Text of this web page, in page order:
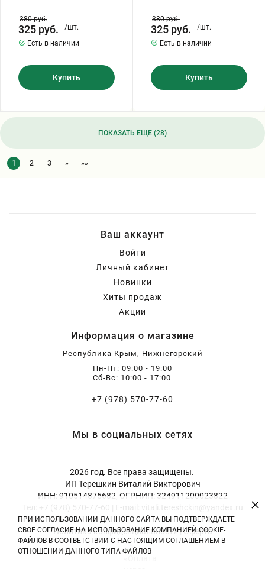
380руб.
325 руб.
/шт.
Есть в наличии
Купить
380руб.
325 руб.
/шт.
Есть в наличии
Купить
ПОКАЗАТЬ ЕЩЕ (28)
1 2 3 » »»
Ваш аккаунт
Войти
Личный кабинет
Новинки
Хиты продаж
Акции
Информация о магазине
Республика Крым, Нижнегорский
Пн-Пт: 09:00 - 19:00
Сб-Вс: 10:00 - 17:00
+7 (978) 570-77-60
Мы в социальных сетях
2026 год. Все права защищены.
ИП Терешкин Виталий Викторович
ИНН: 910514875682, ОГРНИП: 324911200023822
Политика конфиденциальности|Оферта
ПРИ ИСПОЛЬЗОВАНИИ ДАННОГО САЙТА ВЫ ПОДТВЕРЖДАЕТЕ
СВОЕ СОГЛАСИЕ НА ИСПОЛЬЗОВАНИЕ КОМПАНИЕЙ COOKIE-
ФАЙЛОВ В СООТВЕТСТВИИ С НАСТОЯЩИМ СОГЛАШЕНИЕМ В
ОТНОШЕНИИ ДАННОГО ТИПА ФАЙЛОВ
×